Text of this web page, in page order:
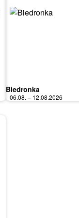
Biedronka
06.08. – 12.08.2026